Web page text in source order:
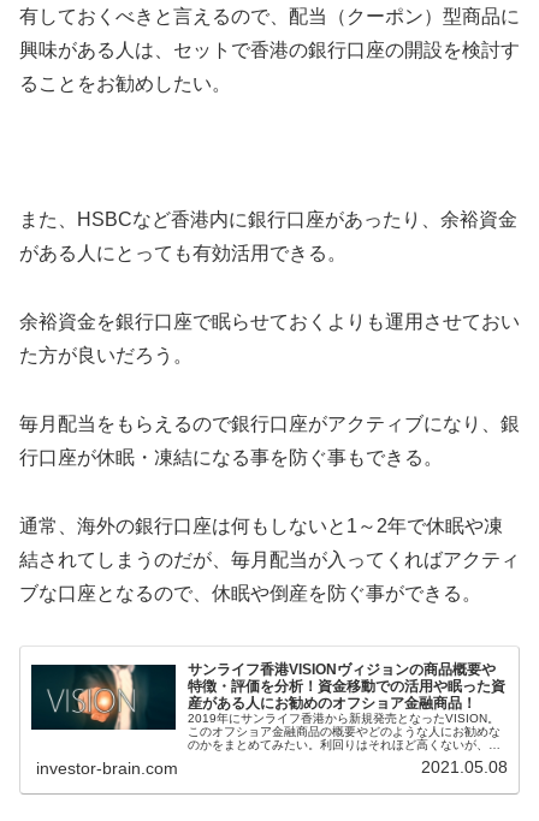
有しておくべきと言えるので、配当（クーポン）型商品に
興味がある人は、セットで香港の銀行口座の開設を検討す
ることをお勧めしたい。
また、HSBCなど香港内に銀行口座があったり、余裕資金
がある人にとっても有効活用できる。
余裕資金を銀行口座で眠らせておくよりも運用させておい
た方が良いだろう。
毎月配当をもらえるので銀行口座がアクティブになり、銀
行口座が休眠・凍結になる事を防ぐ事もできる。
通常、海外の銀行口座は何もしないと1～2年で休眠や凍
結されてしまうのだが、毎月配当が入ってくればアクティ
ブな口座となるので、休眠や倒産を防ぐ事ができる。
サンライフ香港VISIONヴィジョンの商品概要や
特徴・評価を分析！資金移動での活用や眠った資
産がある人にお勧めのオフショア金融商品！
2019年にサンライフ香港から新規発売となったVISION。
このオフショア金融商品の概要やどのような人にお勧めな
のかをまとめてみたい。利回りはそれほど高くないが、資
investor-brain.com 2021.05.08